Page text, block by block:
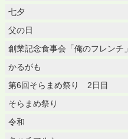
七夕
父の日
創業記念食事会「俺のフレンチ」
かるがも
第6回そらまめ祭り 2日目
そらまめ祭り
令和